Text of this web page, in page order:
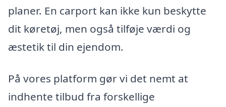
planer. En carport kan ikke kun beskytte
dit køretøj, men også tilføje værdi og
æstetik til din ejendom.
På vores platform gør vi det nemt at
indhente tilbud fra forskellige